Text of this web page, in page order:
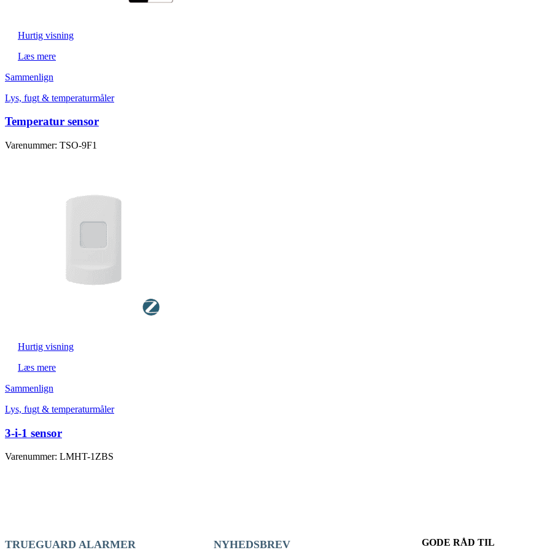
Hurtig visning
Læs mere
Sammenlign
Lys, fugt & temperaturmåler
Temperatur sensor
Varenummer: TSO-9F1
Hurtig visning
Læs mere
Sammenlign
Lys, fugt & temperaturmåler
3-i-1 sensor
Varenummer: LMHT-1ZBS
TRUEGUARD ALARMER NYHEDSBREV GODE RÅD TIL